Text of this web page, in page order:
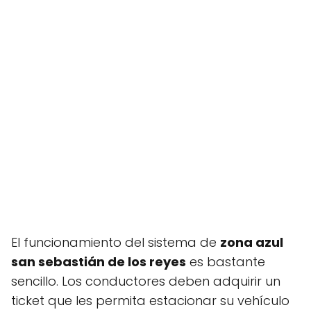
El funcionamiento del sistema de zona azul
san sebastián de los reyes es bastante
sencillo. Los conductores deben adquirir un
ticket que les permita estacionar su vehículo